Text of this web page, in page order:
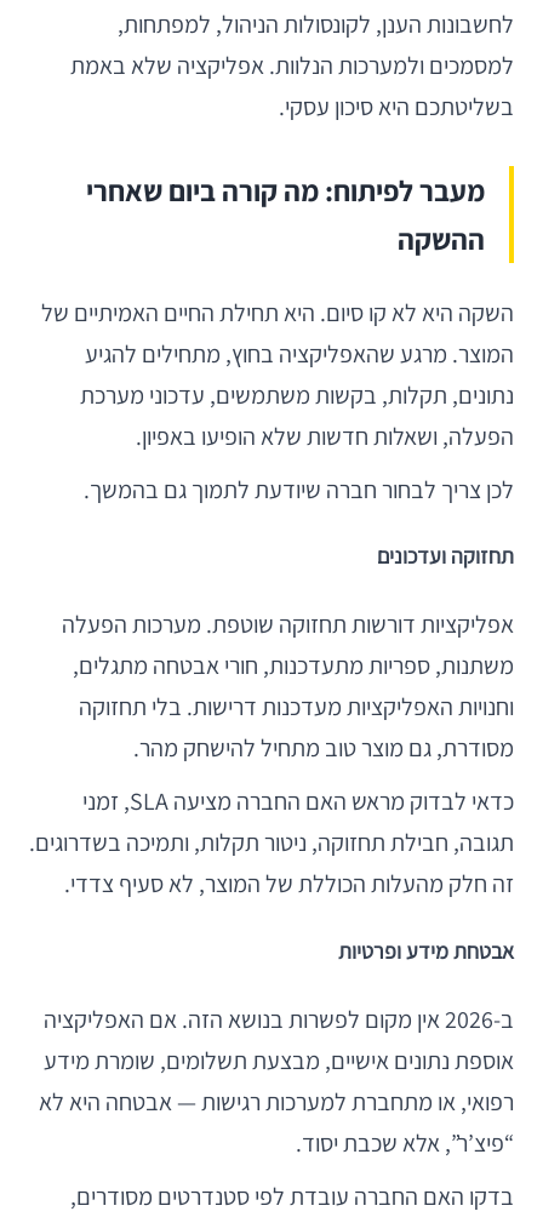
לחשבונות הענן, לקונסולות הניהול, למפתחות,
למסמכים ולמערכות הנלוות. אפליקציה שלא באמת
בשליטתכם היא סיכון עסקי.
מעבר לפיתוח: מה קורה ביום שאחרי
ההשקה
השקה היא לא קו סיום. היא תחילת החיים האמיתיים של
המוצר. מרגע שהאפליקציה בחוץ, מתחילים להגיע
נתונים, תקלות, בקשות משתמשים, עדכוני מערכת
הפעלה, ושאלות חדשות שלא הופיעו באפיון.
לכן צריך לבחור חברה שיודעת לתמוך גם בהמשך.
תחזוקה ועדכונים
אפליקציות דורשות תחזוקה שוטפת. מערכות הפעלה
משתנות, ספריות מתעדכנות, חורי אבטחה מתגלים,
וחנויות האפליקציות מעדכנות דרישות. בלי תחזוקה
מסודרת, גם מוצר טוב מתחיל להישחק מהר.
כדאי לבדוק מראש האם החברה מציעה SLA, זמני
תגובה, חבילת תחזוקה, ניטור תקלות, ותמיכה בשדרוגים.
זה חלק מהעלות הכוללת של המוצר, לא סעיף צדדי.
אבטחת מידע ופרטיות
ב-2026 אין מקום לפשרות בנושא הזה. אם האפליקציה
אוספת נתונים אישיים, מבצעת תשלומים, שומרת מידע
רפואי, או מתחברת למערכות רגישות — אבטחה היא לא
“פיצ’ר”, אלא שכבת יסוד.
בדקו האם החברה עובדת לפי סטנדרטים מסודרים,